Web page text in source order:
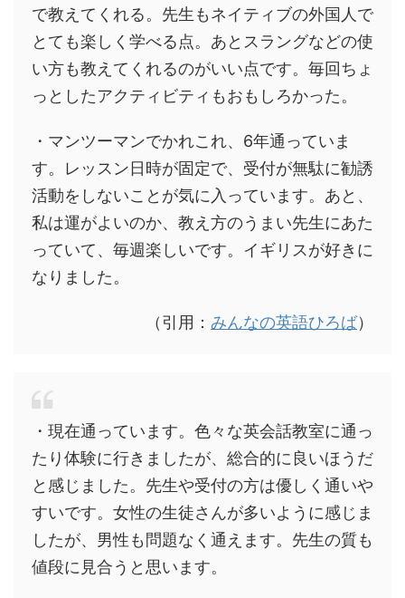
で教えてくれる。先生もネイティブの外国人で
とても楽しく学べる点。あとスラングなどの使
い方も教えてくれるのがいい点です。毎回ちょ
っとしたアクティビティもおもしろかった。
・マンツーマンでかれこれ、6年通っていま
す。レッスン日時が固定で、受付が無駄に勧誘
活動をしないことが気に入っています。あと、
私は運がよいのか、教え方のうまい先生にあた
っていて、毎週楽しいです。イギリスが好きに
なりました。
（引用： みんなの英語ひろば）
・現在通っています。色々な英会話教室に通っ
たり体験に行きましたが、総合的に良いほうだ
と感じました。先生や受付の方は優しく通いや
すいです。女性の生徒さんが多いように感じま
したが、男性も問題なく通えます。先生の質も
値段に見合うと思います。